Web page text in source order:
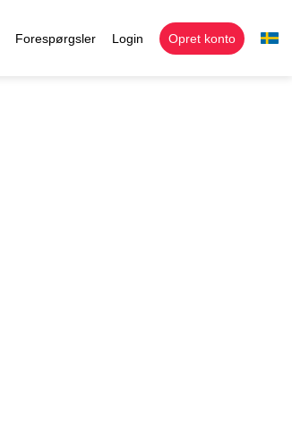
Forespørgsler Login Opret konto